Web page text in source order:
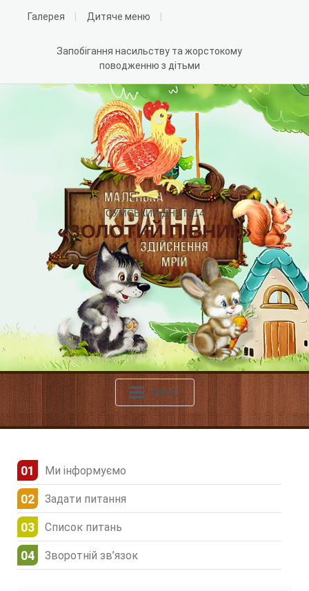
Галерея Дитяче меню
Запобігання насильству та жорстокому
поводженню з дітьми
СУМСЬКИЙ ДНЗ №14
«ЗОЛОТИЙ ПІВНИК»
MENU
Ми інформуємо
Задати питання
Список питань
Зворотній зв’язок